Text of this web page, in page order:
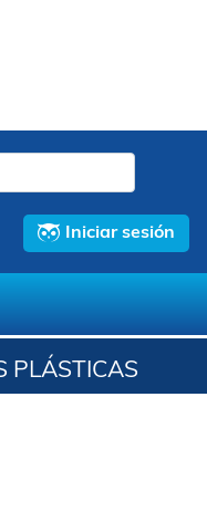
Iniciar sesión
PLÁSTICAS